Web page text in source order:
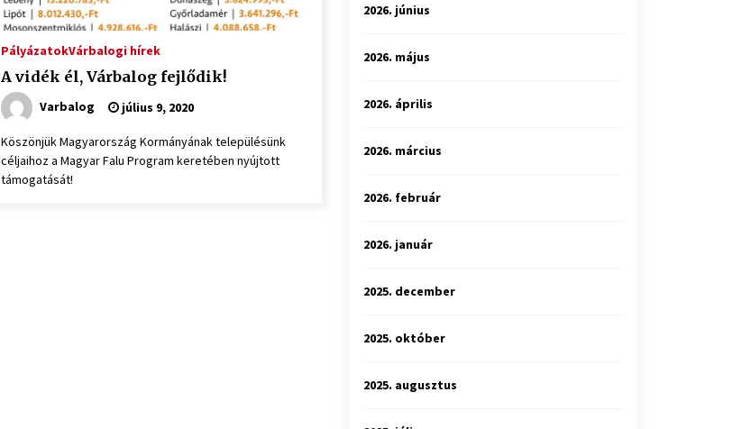
PályázatokVárbalogi hírek
A vidék él, Várbalog fejlődik!
Varbalog július 9, 2020
Köszönjük Magyarország Kormányának településünk
céljaihoz a Magyar Falu Program keretében nyújtott
támogatását!
2026. június
2026. május
2026. április
2026. március
2026. február
2026. január
2025. december
2025. október
2025. augusztus